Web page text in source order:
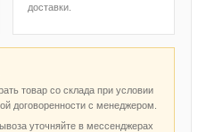
доставки.
товар со склада при условии
договоренности с менеджером.
уточняйте в мессенджерах